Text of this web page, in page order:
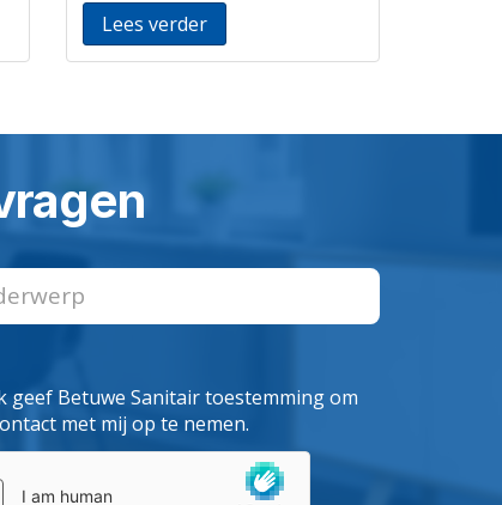
Lees verder
geef Betuwe Sanitair toestemming om
met mij op te nemen.